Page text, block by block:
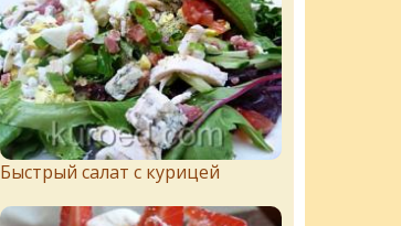
Быстрый салат с курицей